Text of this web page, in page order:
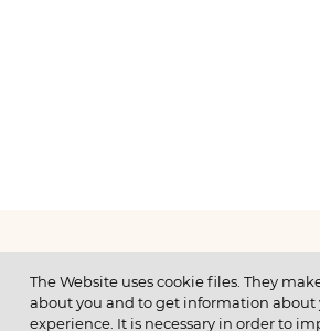
МЕНЮ
The Website uses cookie files. They
about you and to get information about
experience. It is necessary in order to